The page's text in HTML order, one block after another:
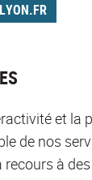
et la
de nos
recours à